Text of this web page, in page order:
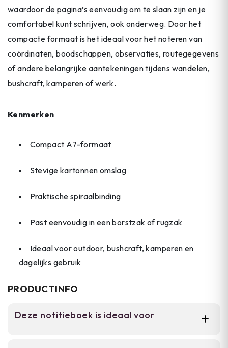
waardoor de pagina’s eenvoudig om te slaan zijn en je
comfortabel kunt schrijven, ook onderweg. Door het
compacte formaat is het ideaal voor het noteren van
coördinaten, boodschappen, observaties, routegegevens
of andere belangrijke aantekeningen tijdens wandelen,
bushcraft, kamperen of werk.
Kenmerken
Compact A7-formaat
Stevige kartonnen omslag
Praktische spiraalbinding
Past eenvoudig in een borstzak of rugzak
Ideaal voor outdoor, bushcraft, kamperen en
dagelijks gebruik
PRODUCTINFO
Deze notitieboek is ideaal voor